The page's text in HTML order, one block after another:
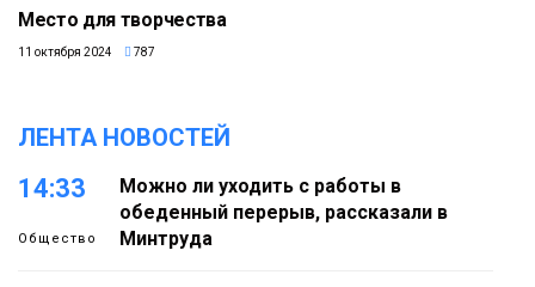
Место для творчества
11 октября 2024 787
ЛЕНТА НОВОСТЕЙ
14:33
Общество
Можно ли уходить с работы в
обеденный перерыв, рассказали в
Минтруда